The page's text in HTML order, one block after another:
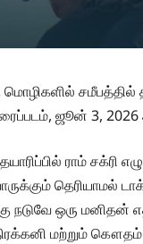
மொழிகளில்
ஜூன் 3,
ராம் சக்ரி
தெரியாமல்
நடுவே ஒரு மனிதன்
மற்றும்